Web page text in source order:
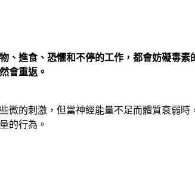
進食、恐懼和不停的工作，都會妨礙毒素
會重返。
的刺激，但當神經能量不足而體質衰弱
的行為。